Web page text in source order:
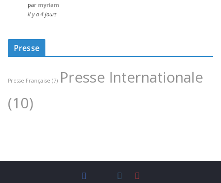
par myriam
il y a 4 jours
Presse
Presse Française (7) Presse Internationale
(10)